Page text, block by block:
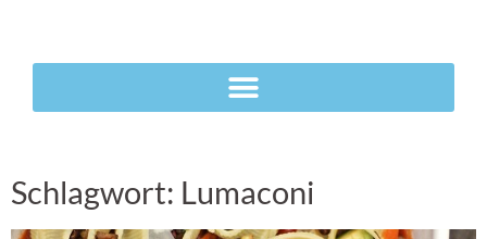
Schlagwort: Lumaconi